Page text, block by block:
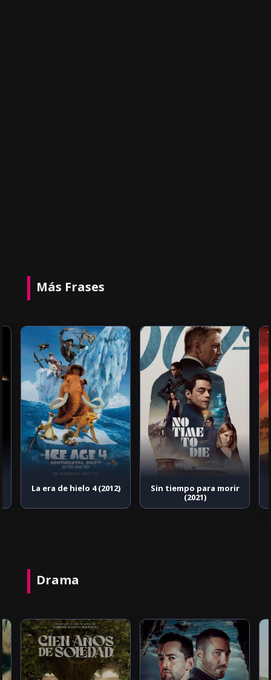
Más Frases
La era de hielo 4 (2012)
Sin tiempo para morir
(2021)
Drama